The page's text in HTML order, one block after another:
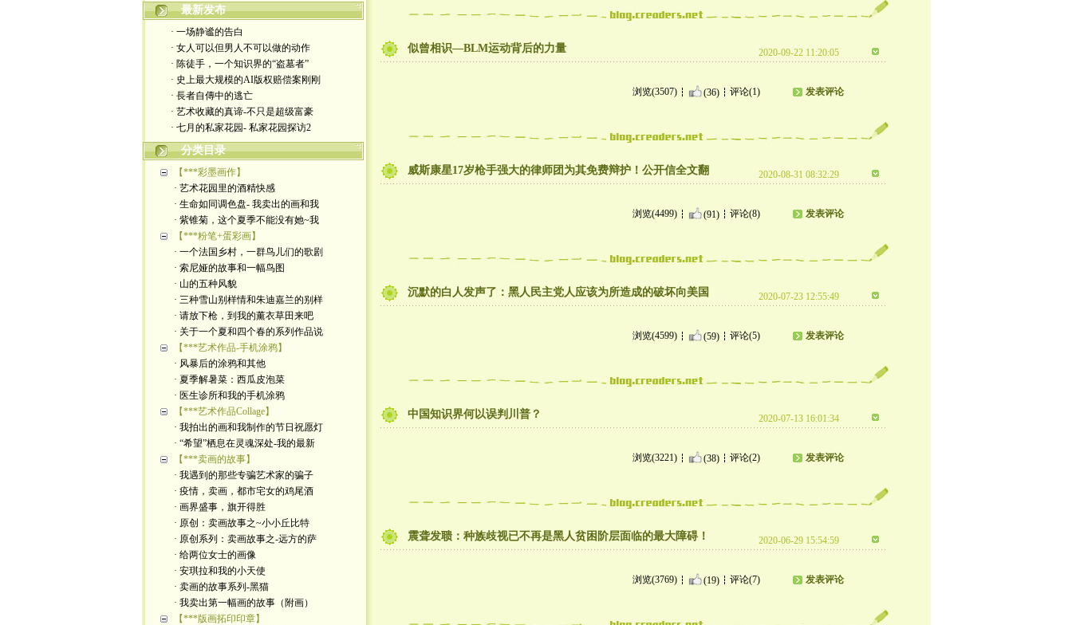
yimengling53@yahoo.com
有意收藏者请私信我，感谢一贯支持
政治转载不一定代表本人意见
艺术博客：https://yimengl.blog
目录中标注星号的为本人艺术原创
最新发布
· 一场静谧的告白
· 女人可以但男人不可以做的动作
· 陈徒手，一个知识界的“盗墓者”
· 史上最大规模的AI版权赔偿案刚刚
· 長者自傳中的逃亡
· 艺术收藏的真谛-不只是超级富豪
· 七月的私家花园- 私家花园探访2
分类目录
【***彩墨画作】
· 艺术花园里的酒精快感
· 生命如同调色盘- 我卖出的画和我
· 紫锥菊，这个夏季不能没有她~我
【***粉笔+蛋彩画】
· 一个法国乡村，一群鸟儿们的歌剧
· 索尼娅的故事和一幅鸟图
· 山的五种风貌
· 三种雪山别样情和朱迪嘉兰的别样
· 请放下枪，到我的薰衣草田来吧
· 关于一个夏和四个春的系列作品说
【***艺术作品-手机涂鸦】
· 风暴后的涂鸦和其他
· 夏季解暑菜：西瓜皮泡菜
· 医生诊所和我的手机涂鸦
【***艺术作品Collage】
· 我拍出的画和我制作的节日祝愿灯
· “希望”栖息在灵魂深处-我的最新
【***卖画的故事】
· 我遇到的那些专骗艺术家的骗子
· 疫情，卖画，都市宅女的鸡尾酒
· 画界盛事，旗开得胜
· 原创：卖画故事之~小小丘比特
· 原创系列：卖画故事之-远方的萨
· 给两位女士的画像
· 安琪拉和我的小天使
· 卖画的故事系列-黑猫
· 我卖出第一幅画的故事（附画）
【***版画拓印印章】
似曾相识—BLM运动背后的力量 2020-09-22 11:20:05
浏览(3507) (36) 评论(1) 发表评论
威斯康星17岁枪手强大的律师团为其免费辩护！公开信全文翻 2020-08-31 08:32:29
浏览(4499) (91) 评论(8) 发表评论
沉默的白人发声了：黑人民主党人应该为所造成的破坏向美国 2020-07-23 12:55:49
浏览(4599) (59) 评论(5) 发表评论
中国知识界何以误判川普？ 2020-07-13 16:01:34
浏览(3221) (38) 评论(2) 发表评论
震聋发聩：种族歧视已不再是黑人贫困阶层面临的最大障碍！ 2020-06-29 15:54:59
浏览(3769) (19) 评论(7) 发表评论